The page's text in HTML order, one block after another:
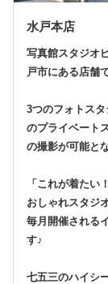
水戸本店
写真館スタジオ
戸市にある店舗
3つのフォトス
のプライベート
の撮影が可能と
「これが着たい
おしゃれスタジ
毎月開催される
す♪
七五三のハイシ